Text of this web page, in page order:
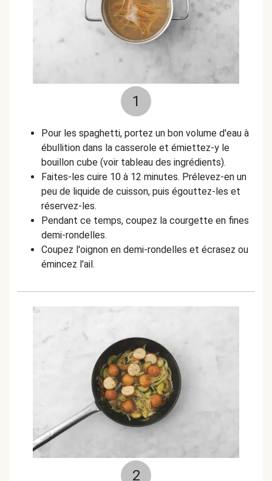
1
Pour les spaghetti, portez un bon volume d'eau à
ébullition dans la casserole et émiettez-y le
bouillon cube (voir tableau des ingrédients).
Faites-les cuire 10 à 12 minutes. Prélevez-en un
peu de liquide de cuisson, puis égouttez-les et
réservez-les.
Pendant ce temps, coupez la courgette en fines
demi-rondelles.
Coupez l'oignon en demi-rondelles et écrasez ou
émincez l'ail.
2